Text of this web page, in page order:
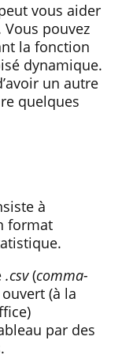
vous aider
pouvez
la fonction
dynamique.
un autre
quelques
à
format
.csv(comma-
(à la
par des